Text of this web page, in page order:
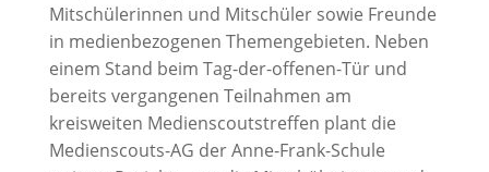
Mitschülerinnen und Mitschüler sowie Freunde
in medienbezogenen Themengebieten. Neben
einem Stand beim Tag-der-offenen-Tür und
bereits vergangenen Teilnahmen am
kreisweiten Medienscoutstreffen plant die
Medienscouts-AG der Anne-Frank-Schule